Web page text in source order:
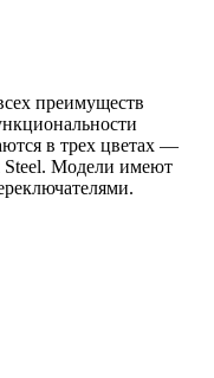
преимуществ
в трех цветах —
Steel. Модели имеют